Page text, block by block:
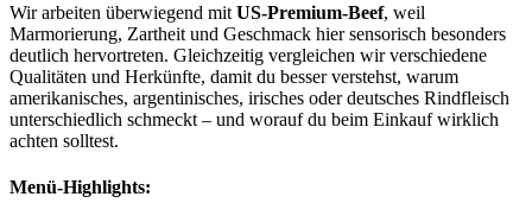
Wir arbeiten überwiegend mit US-Premium-Beef, weil
Marmorierung, Zartheit und Geschmack hier sensorisch besonders
deutlich hervortreten. Gleichzeitig vergleichen wir verschiedene
Qualitäten und Herkünfte, damit du besser verstehst, warum
amerikanisches, argentinisches, irisches oder deutsches Rindfleisch
unterschiedlich schmeckt – und worauf du beim Einkauf wirklich
achten solltest.
Menü-Highlights: